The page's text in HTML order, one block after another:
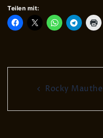
Teilen mit:
Rocky